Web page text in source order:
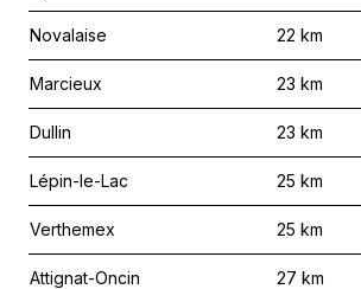
Novalaise 22 km
Marcieux 23 km
Dullin 23 km
Lépin-le-Lac 25 km
Verthemex 25 km
Attignat-Oncin 27 km